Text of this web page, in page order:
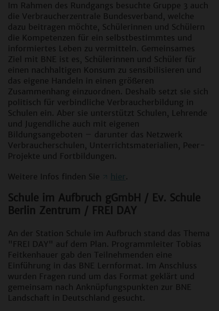
Im Rahmen des Rundgangs besuchte Gruppe 3 auch
die Verbraucherzentrale Bundesverband, welche
dazu beitragen möchte, Schülerinnen und Schülern
die Kompetenzen für ein selbstbestimmtes und
informiertes Leben zu vermitteln. Gemeinsames
Ziel mit BNE ist es, Schülerinnen und Schüler für
einen nachhaltigen Konsum zu sensibilisieren und
das eigene Handeln in einen größeren
Zusammenhang einzuordnen. Deshalb setzt sie sich
politisch für verbindliche Verbraucherbildung in
Schulen ein. Aber sie unterstützt Schulen, Lehrende
und Jugendliche auch mit eigenen
Bildungsangeboten – darunter das Netzwerk
Verbraucherschulen, Unterrichtsmaterialien, Peer-
Projekte und Fortbildungen.
Weitere Infos finden Sie hier.
Schule im Aufbruch gGmbH / Ev. Schule
Berlin Zentrum / FREI DAY
An der Station Schule im Aufbruch stand das Thema
"FREI DAY" auf dem Plan. Programmleiter Tobias
Feitkenhauer gab den Teilnehmenden eine
Einführung in das BNE Lernformat. Im Anschluss
wurden Fragen rund um das Format geklärt und
gemeinsam nach Anknüpfungspunkten zur BNE
Landschaft in Deutschland gesucht.